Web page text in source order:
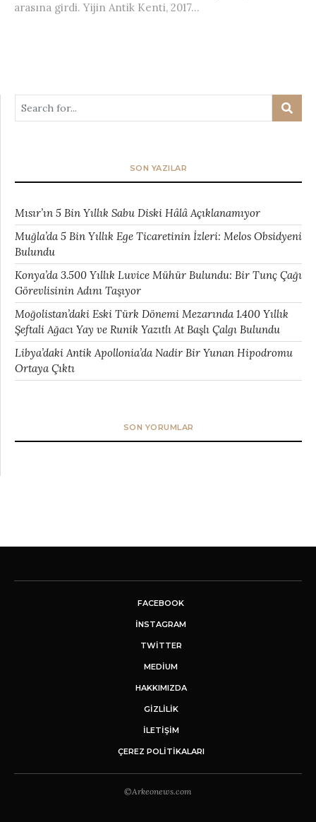
arasına girdi. Yijin Antik Kenti, 2017...
SON YAZILAR
Mısır’ın 5 Bin Yıllık Sabu Diski Hâlâ Açıklanamıyor
Muğla’da 5 Bin Yıllık Ege Ticaretinin İzleri: Melos Obsidyeni
Bulundu
Konya’da 3.500 Yıllık Luvice Mühür Bulundu: Bir Tunç Çağı
Görevlisinin Adını Taşıyor
Moğolistan’daki Eski Türk Dönemi Mezarında 1.400 Yıllık
Şeftali Ağacı Yay ve Runik Yazıtlı At Başlı Çalgı Bulundu
Libya’daki Antik Apollonia’da Nadir Bir Yunan Hipodromu
Ortaya Çıktı
SON YORUMLAR
FACEBOOK
INSTAGRAM
TWITTER
MEDIUM
HAKKIMIZDA
GİZLİLİK
İLETIŞIM
ÇEREZ POLITIKALARI
©Arkeonews.com